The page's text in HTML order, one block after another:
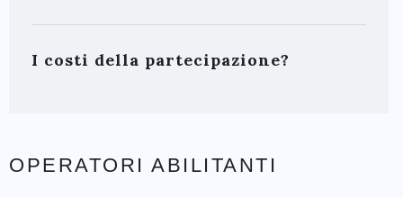
I costi della partecipazione?
OPERATORI ABILITANTI